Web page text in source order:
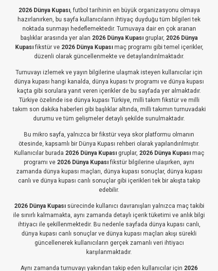
2026 Dünya Kupası, futbol tarihinin en büyük organizasyonu olmaya
hazırlanırken, bu sayfa kullanıcıların ihtiyaç duyduğu tüm bilgileri tek
noktada sunmayı hedeflemektedir. Turnuvaya dair en çok aranan
başlıklar arasında yer alan 2026 Dünya Kupası gruplar, 2026 Dünya
Kupasıfikstür ve 2026 Dünya Kupasımaç programı gibi temel içerikler,
düzenli olarak güncellenmekte ve detaylandırılmaktadır.
Turnuvayı izlemek ve yayın bilgilerine ulaşmak isteyen kullanıcılar için
dünya kupası hangi kanalda, dünya kupası tv programı ve dünya kupası
kaçta gibi sorulara yanıt veren içerikler de bu sayfada yer almaktadır.
Türkiye özelinde ise dünya kupası Türkiye, milli takım fikstür ve milli
takım son dakika haberleri gibi başlıklar altında, milli takımın turnuvadaki
durumu ve tüm gelişmeler detaylı şekilde sunulmaktadır.
Bu mikro sayfa, yalnızca bir fikstür veya skor platformu olmanın
ötesinde, kapsamlı bir Dünya Kupası rehberi olarak yapılandırılmıştır.
Kullanıcılar burada 2026 Dünya Kupasıgruplar, 2026 Dünya Kupasımaç
programı ve 2026 Dünya Kupasıfikstür bilgilerine ulaşırken, aynı
zamanda dünya kupası maçları, dünya kupası sonuçlar, dünya kupası
canlı ve dünya kupası canlı sonuçlar gibi içerikleri tek bir akışta takip
edebilir.
2026 Dünya Kupasısürecinde kullanıcı davranışları yalnızca maç takibi
ile sınırlı kalmamakta, aynı zamanda detaylı içerik tüketimi ve anlık bilgi
ihtiyacı ile şekillenmektedir. Bu nedenle sayfada dünya kupası canlı,
dünya kupası canlı sonuçlar ve dünya kupası maçları akışı sürekli
güncellenerek kullanıcıların gerçek zamanlı veri ihtiyacı
karşılanmaktadır.
Aynı zamanda turnuvayı yakından takip eden kullanıcılar için 2026